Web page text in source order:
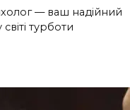
— ваш надійний
турботи